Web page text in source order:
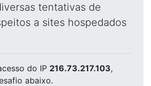
tentativas de
a sites hospedados
do IP 216.73.217.103,
abaixo.